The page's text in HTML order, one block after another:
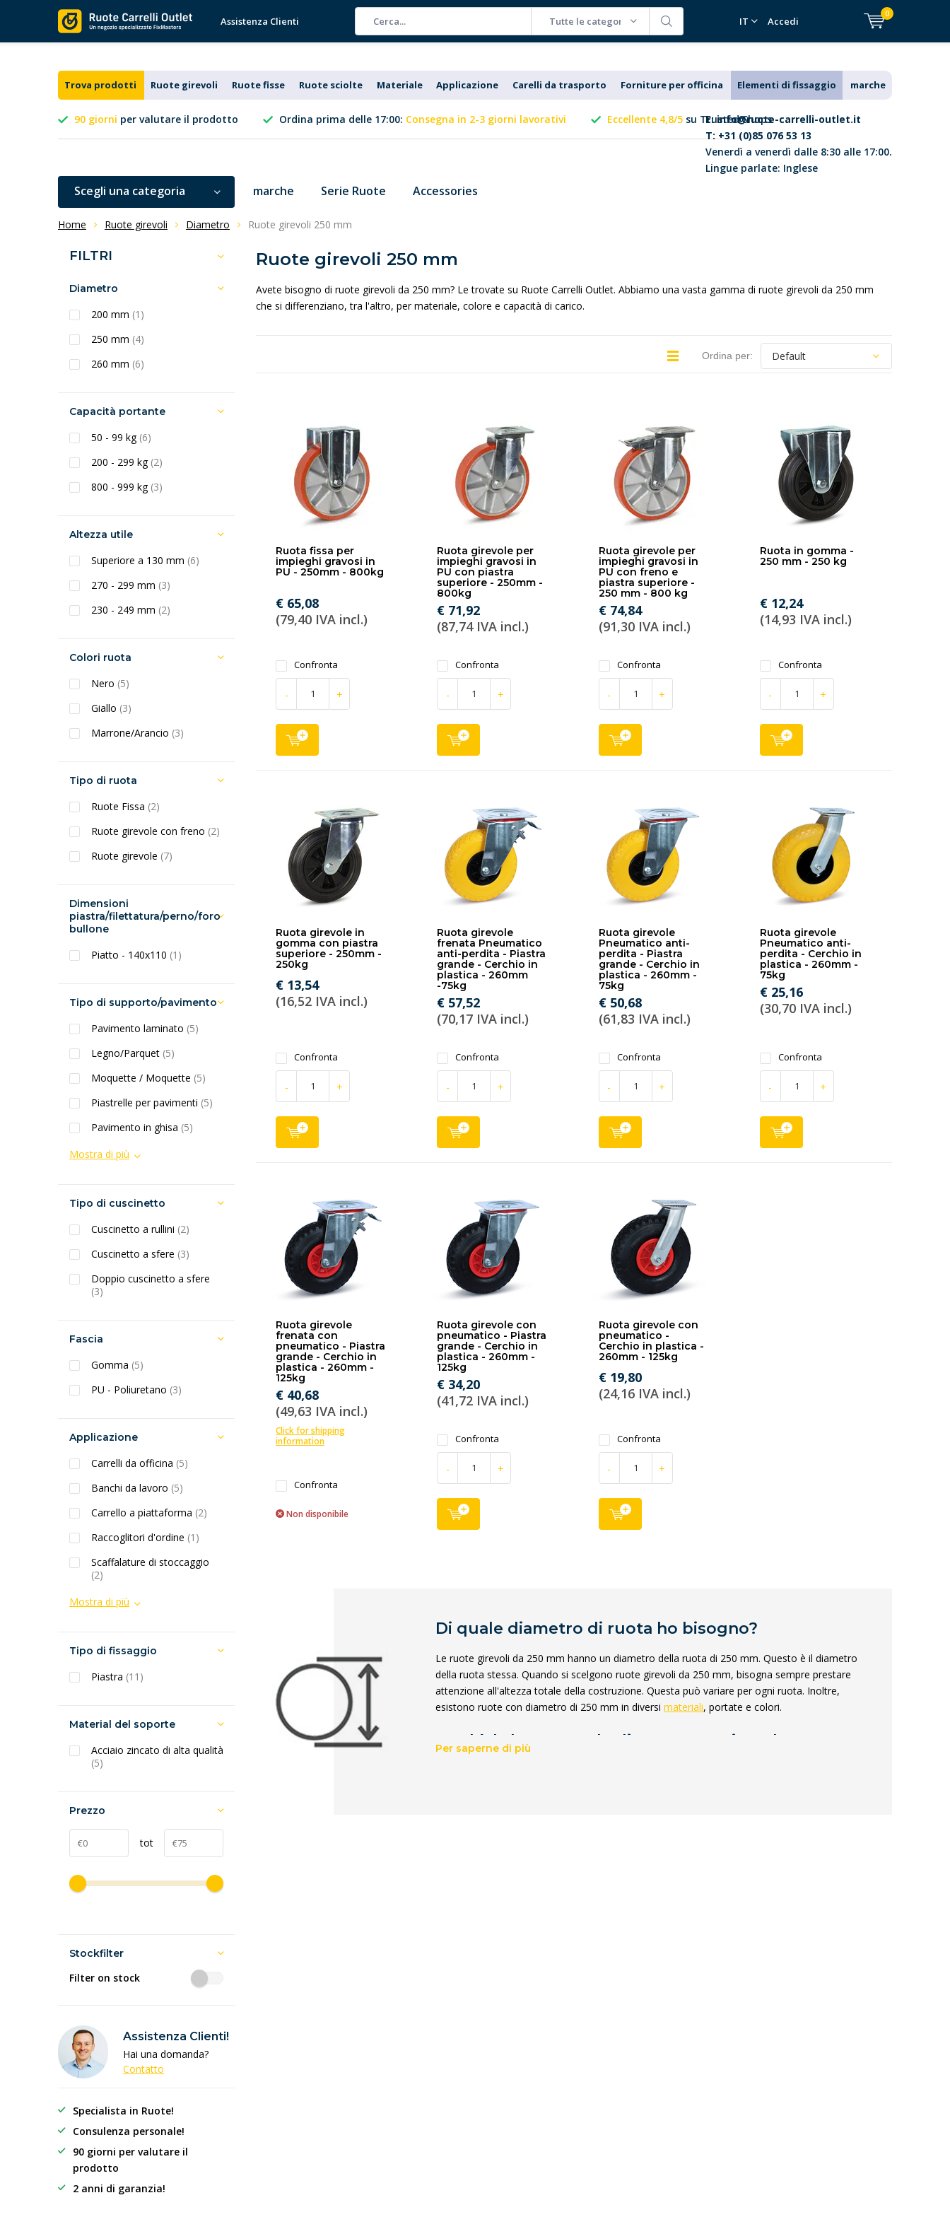
Assistenza Clienti Tutte le categorie IT Accedi
0
Trova prodotti Ruote girevoli Ruote fisse Ruote sciolte Materiale Applicazione Carelli da trasporto Forniture per officina Elementi di fissaggio marche
90 giorni per valutare il prodotto Ordina prima delle 17:00: Consegna in 2-3 giorni lavorativi Eccellente 4,8/5 su Trusted Shops
E:info@ruote-carrelli-outlet.it
T: +31 (0)85 076 53 13
Venerdì a venerdì dalle 8:30 alle 17:00.
Lingue parlate: Inglese
Scegli una categoria marche Serie Ruote Accessories
Home Ruote girevoli Diametro Ruote girevoli 250 mm
Ruote girevoli 250 mm
Avete bisogno di ruote girevoli da 250 mm? Le trovate su Ruote Carrelli Outlet. Abbiamo una vasta gamma di ruote girevoli da 250 mm
che si differenziano, tra l'altro, per materiale, colore e capacità di carico.
Ordina per:
Ruota fissa per
impieghi gravosi in
PU - 250mm - 800kg
€ 65,08
(79,40 IVA incl.)
Confronta
- +
Ruota girevole per
impieghi gravosi in
PU con piastra
superiore - 250mm -
800kg
€ 71,92
(87,74 IVA incl.)
Confronta
- +
Ruota girevole per
impieghi gravosi in
PU con freno e
piastra superiore -
250 mm - 800 kg
€ 74,84
(91,30 IVA incl.)
Confronta
- +
Ruota in gomma -
250 mm - 250 kg
€ 12,24
(14,93 IVA incl.)
Confronta
- +
Ruota girevole in
gomma con piastra
superiore - 250mm -
250kg
€ 13,54
(16,52 IVA incl.)
Confronta
- +
Ruota girevole
frenata Pneumatico
anti-perdita - Piastra
grande - Cerchio in
plastica - 260mm
-75kg
€ 57,52
(70,17 IVA incl.)
Confronta
- +
Ruota girevole
Pneumatico anti-
perdita - Piastra
grande - Cerchio in
plastica - 260mm -
75kg
€ 50,68
(61,83 IVA incl.)
Confronta
- +
Ruota girevole
Pneumatico anti-
perdita - Cerchio in
plastica - 260mm -
75kg
€ 25,16
(30,70 IVA incl.)
Confronta
- +
Ruota girevole
frenata con
pneumatico - Piastra
grande - Cerchio in
plastica - 260mm -
125kg
€ 40,68
(49,63 IVA incl.)
Click for shipping
information
Confronta
Non disponibile
Ruota girevole con
pneumatico - Piastra
grande - Cerchio in
plastica - 260mm -
125kg
€ 34,20
(41,72 IVA incl.)
Confronta
- +
Ruota girevole con
pneumatico -
Cerchio in plastica -
260mm - 125kg
€ 19,80
(24,16 IVA incl.)
Confronta
- +
Di quale diametro di ruota ho bisogno?
Le ruote girevoli da 250 mm hanno un diametro della ruota di 250 mm. Questo è il diametro
della ruota stessa. Quando si scelgono ruote girevoli da 250 mm, bisogna sempre prestare
attenzione all'altezza totale della costruzione. Questa può variare per ogni ruota. Inoltre,
esistono ruote con diametro di 250 mm in diversi materiali, portate e colori.
Qual è l'altezza totale di una ruota girevole?
Per saperne di più
FILTRI
Diametro
200 mm (1)
250 mm (4)
260 mm (6)
Capacità portante
50 - 99 kg (6)
200 - 299 kg (2)
800 - 999 kg (3)
Altezza utile
Superiore a 130 mm (6)
270 - 299 mm (3)
230 - 249 mm (2)
Colori ruota
Nero (5)
Giallo (3)
Marrone/Arancio (3)
Tipo di ruota
Ruote Fissa (2)
Ruote girevole con freno (2)
Ruote girevole (7)
Dimensioni
piastra/filettatura/perno/foro
bullone
Piatto - 140x110 (1)
Tipo di supporto/pavimento
Pavimento laminato (5)
Legno/Parquet (5)
Moquette / Moquette (5)
Piastrelle per pavimenti (5)
Pavimento in ghisa (5)
Mostra di più
Tipo di cuscinetto
Cuscinetto a rullini (2)
Cuscinetto a sfere (3)
Doppio cuscinetto a sfere
(3)
Fascia
Gomma (5)
PU - Poliuretano (3)
Applicazione
Carrelli da officina (5)
Banchi da lavoro (5)
Carrello a piattaforma (2)
Raccoglitori d'ordine (1)
Scaffalature di stoccaggio
(2)
Mostra di più
Tipo di fissaggio
Piastra (11)
Material del soporte
Acciaio zincato di alta qualità
(5)
Prezzo
tot
Stockfilter
Filter on stock
Assistenza Clienti!
Hai una domanda?
Contatto
Specialista in Ruote!
Consulenza personale!
90 giorni per valutare il
prodotto
2 anni di garanzia!